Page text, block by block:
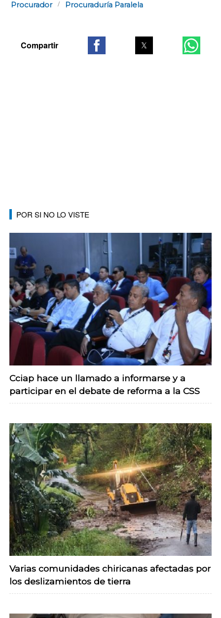
Procurador Procuraduría Paralela
POR SI NO LO VISTE
Cciap hace un llamado a informarse y a
participar en el debate de reforma a la CSS
Varias comunidades chiricanas afectadas por
los deslizamientos de tierra